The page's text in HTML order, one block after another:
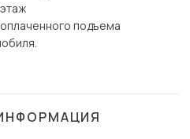
подъема